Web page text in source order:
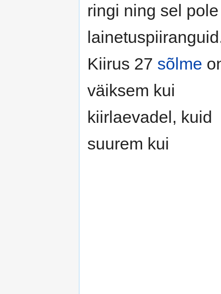
ringi ning sel pole
Kiirus 27 sõlme
väiksem kui
kiirlaevadel, kuid
suurem kui